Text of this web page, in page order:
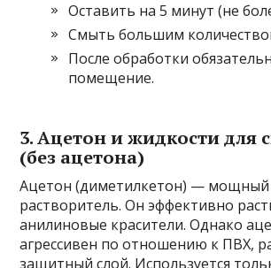
Оставить на 5 минут (не
Смыть большим
После обработки
помещение.
3. Ацетон и жидкости для
(без ацетона)
Ацетон (диметилкетон) — мощный
растворитель. Он эффективно
анилиновые красители. Однако
агрессивен по отношению к ПВХ,
защитный слой. Используется